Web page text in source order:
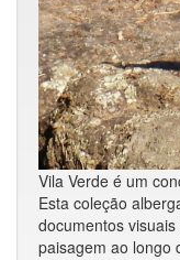
Vila Verde é um
Esta coleção
documentos
paisagem ao longo